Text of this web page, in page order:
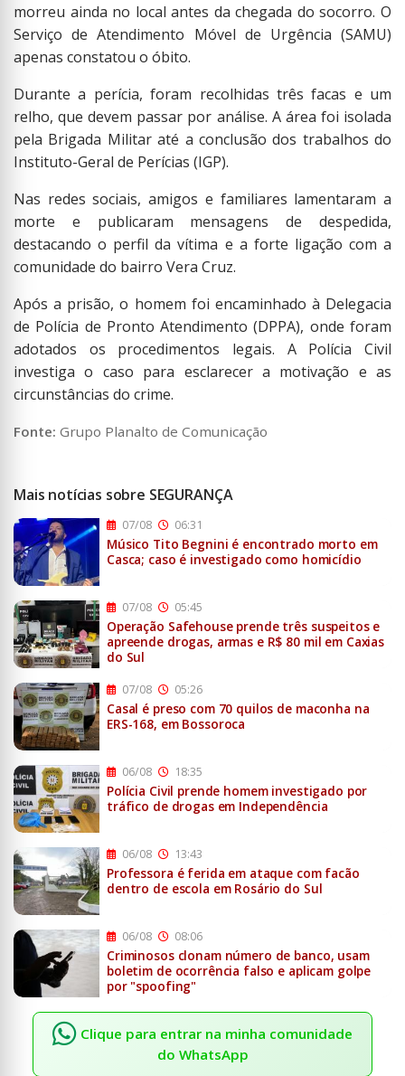
morreu ainda no local antes da chegada do socorro. O
Serviço de Atendimento Móvel de Urgência (SAMU)
apenas constatou o óbito.
Durante a perícia, foram recolhidas três facas e um
relho, que devem passar por análise. A área foi isolada
pela Brigada Militar até a conclusão dos trabalhos do
Instituto-Geral de Perícias (IGP).
Nas redes sociais, amigos e familiares lamentaram a
morte e publicaram mensagens de despedida,
destacando o perfil da vítima e a forte ligação com a
comunidade do bairro Vera Cruz.
Após a prisão, o homem foi encaminhado à Delegacia
de Polícia de Pronto Atendimento (DPPA), onde foram
adotados os procedimentos legais. A Polícia Civil
investiga o caso para esclarecer a motivação e as
circunstâncias do crime.
Fonte: Grupo Planalto de Comunicação
Mais notícias sobre SEGURANÇA
07/08 06:31
Músico Tito Begnini é encontrado morto em
Casca; caso é investigado como homicídio
07/08 05:45
Operação Safehouse prende três suspeitos e
apreende drogas, armas e R$ 80 mil em Caxias
do Sul
07/08 05:26
Casal é preso com 70 quilos de maconha na
ERS-168, em Bossoroca
06/08 18:35
Polícia Civil prende homem investigado por
tráfico de drogas em Independência
06/08 13:43
Professora é ferida em ataque com facão
dentro de escola em Rosário do Sul
06/08 08:06
Criminosos clonam número de banco, usam
boletim de ocorrência falso e aplicam golpe
por "spoofing"
Clique para entrar na minha comunidade
do WhatsApp